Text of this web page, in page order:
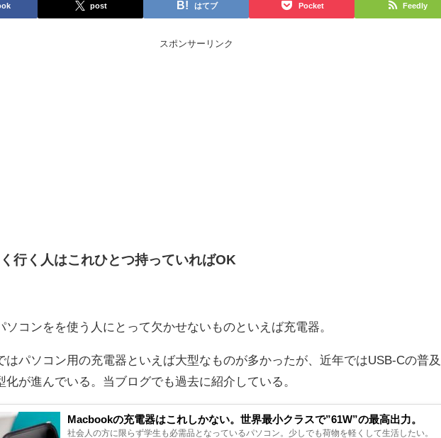
post はてブ Pocket Feedly
スポンサーリンク
行く人はこれひとつ持っていればOK
ソコンをを使う人にとって欠かせないものといえば充電器。
はパソコン用の充電器といえば大型なものが多かったが、近年ではUSB-Cの普及
化が進んでいる。当ブログでも過去に紹介している。
Macbookの充電器はこれしかない。世界最小クラスで”61W”の最高出力。
社会人の方に限らず学生も必需品となっているパソコン。少しでも荷物を軽くして生活したい。